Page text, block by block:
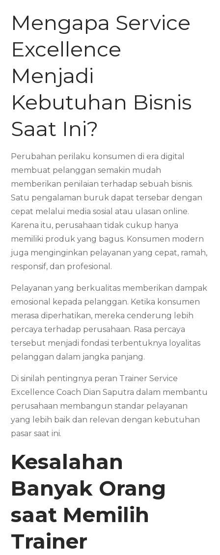
Mengapa Service
Excellence
Menjadi
Kebutuhan Bisnis
Saat Ini?
Perubahan perilaku konsumen di era digital
membuat pelanggan semakin mudah
memberikan penilaian terhadap sebuah bisnis.
Satu pengalaman buruk dapat tersebar dengan
cepat melalui media sosial atau ulasan online.
Karena itu, perusahaan tidak cukup hanya
memiliki produk yang bagus. Konsumen modern
juga menginginkan pelayanan yang cepat, ramah,
responsif, dan profesional.
Pelayanan yang berkualitas memberikan dampak
emosional kepada pelanggan. Ketika konsumen
merasa diperhatikan, mereka cenderung lebih
percaya terhadap perusahaan. Rasa percaya
tersebut menjadi fondasi terbentuknya loyalitas
pelanggan dalam jangka panjang.
Di sinilah pentingnya peran Trainer Service
Excellence Coach Dian Saputra dalam membantu
perusahaan membangun standar pelayanan
yang lebih baik dan relevan dengan kebutuhan
pasar saat ini.
Kesalahan
Banyak Orang
saat Memilih
Trainer